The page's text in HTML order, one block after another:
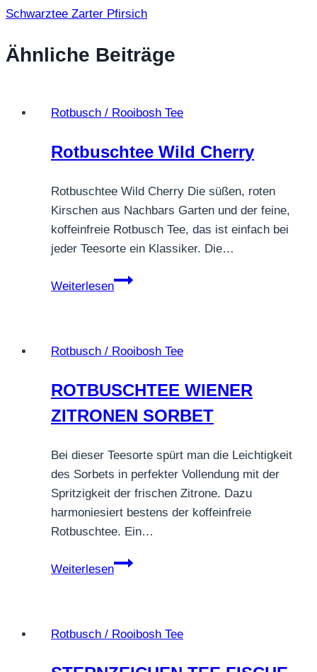
Schwarztee Zarter Pfirsich
Ähnliche Beiträge
Rotbusch / Rooibosh Tee
Rotbuschtee Wild Cherry
Rotbuschtee Wild Cherry Die süßen, roten
Kirschen aus Nachbars Garten und der feine,
koffeinfreie Rotbusch Tee, das ist einfach bei
jeder Teesorte ein Klassiker. Die…
Weiterlesen
Rotbuschtee
Rotbusch / Rooibosh Tee
ROTBUSCHTEE WIENER
ZITRONEN SORBET
Bei dieser Teesorte spürt man die Leichtigkeit
des Sorbets in perfekter Vollendung mit der
Spritzigkeit der frischen Zitrone. Dazu
harmoniesiert bestens der koffeinfreie
Rotbuschtee. Ein…
Weiterlesen
ROTBUSCHTEE
Rotbusch / Rooibosh Tee